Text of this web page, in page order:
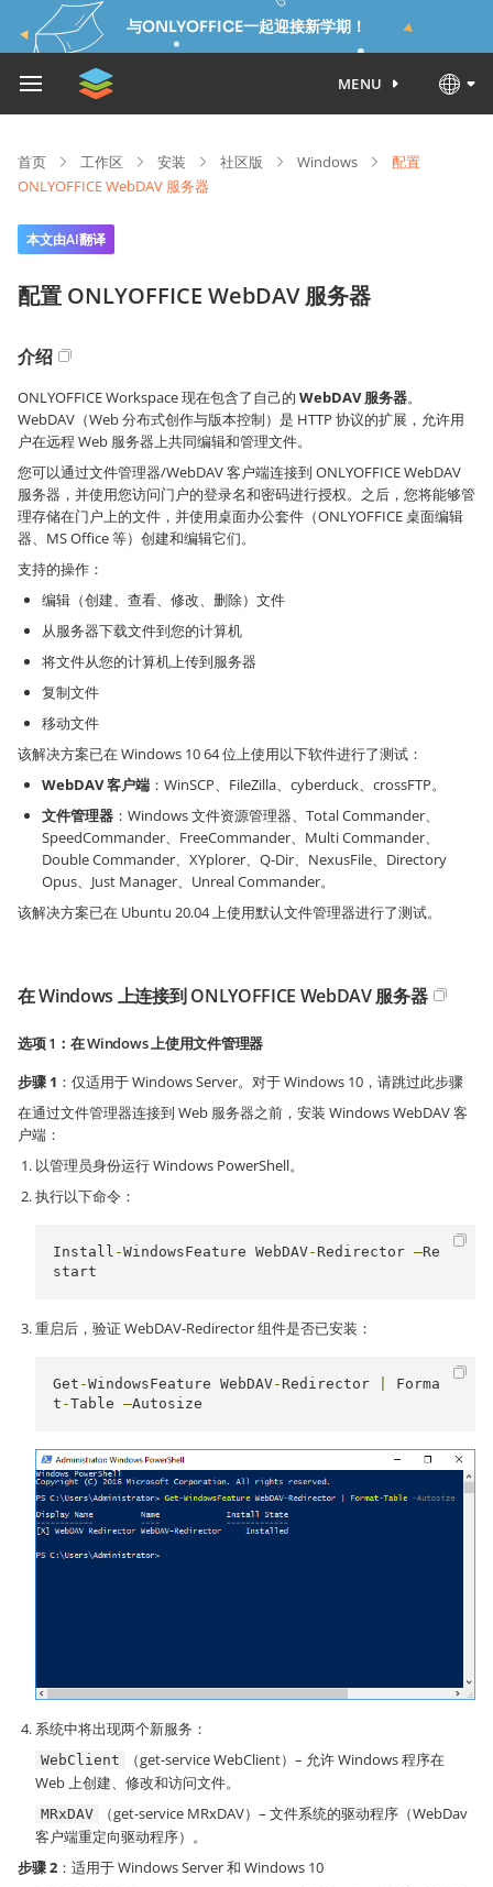
与ONLYOFFICE一起迎接新学期！
MENU
首页 工作区 安装 社区版 Windows
配置
ONLYOFFICE WebDAV 服务器
本文由AI翻译
配置 ONLYOFFICE WebDAV 服务器
介绍
ONLYOFFICE Workspace 现在包含了自己的 WebDAV 服务器。
WebDAV（Web 分布式创作与版本控制）是 HTTP 协议的扩展，允许用
户在远程 Web 服务器上共同编辑和管理文件。
您可以通过文件管理器/WebDAV 客户端连接到 ONLYOFFICE WebDAV
服务器，并使用您访问门户的登录名和密码进行授权。之后，您将能够管
理存储在门户上的文件，并使用桌面办公套件（ONLYOFFICE 桌面编辑
器、MS Office 等）创建和编辑它们。
支持的操作：
编辑（创建、查看、修改、删除）文件
从服务器下载文件到您的计算机
将文件从您的计算机上传到服务器
复制文件
移动文件
该解决方案已在 Windows 10 64 位上使用以下软件进行了测试：
WebDAV 客户端 ：WinSCP、FileZilla、cyberduck、crossFTP。
文件管理器 ：Windows 文件资源管理器、Total Commander、
SpeedCommander、FreeCommander、Multi Commander、
Double Commander、XYplorer、Q-Dir、NexusFile、Directory
Opus、Just Manager、Unreal Commander。
该解决方案已在 Ubuntu 20.04 上使用默认文件管理器进行了测试。
在 Windows 上连接到 ONLYOFFICE WebDAV 服务器
选项 1：在 Windows 上使用文件管理器
步骤 1 ：仅适用于 Windows Server。对于 Windows 10，请跳过此步骤
在通过文件管理器连接到 Web 服务器之前，安装 Windows WebDAV 客
户端：
以管理员身份运行 Windows PowerShell。
执行以下命令：
Install -WindowsFeature WebDAV- Redirector –Re
start
重启后，验证 WebDAV-Redirector 组件是否已安装：
Get -WindowsFeature WebDAV- Redirector
Forma
t -Table –Autosize
系统中将出现两个新服务：
WebClient
（get-service WebClient）– 允许 Windows 程序在
Web 上创建、修改和访问文件。
MRxDAV
（get-service MRxDAV）– 文件系统的驱动程序（WebDav
客户端重定向驱动程序）。
步骤 2 ：适用于 Windows Server 和 Windows 10